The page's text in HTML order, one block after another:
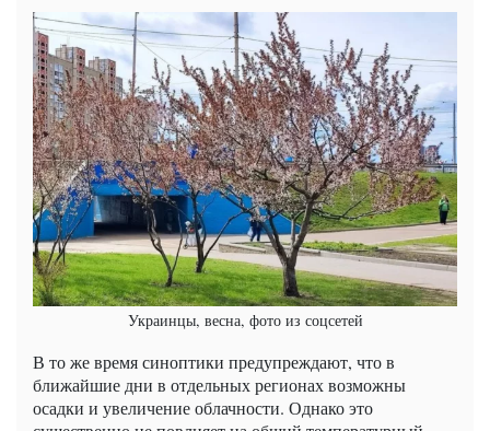
Украинцы, весна, фото из соцсетей
В то же время синоптики предупреждают, что в
ближайшие дни в отдельных регионах возможны
осадки и увеличение облачности. Однако это